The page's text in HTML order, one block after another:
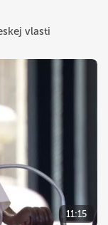
vlasti
11:15